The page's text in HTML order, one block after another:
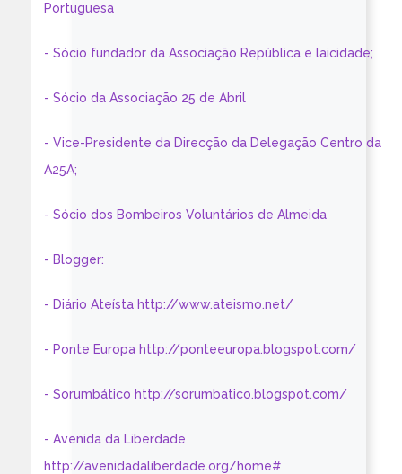
Portuguesa
- Sócio fundador da Associação República e laicidade;
- Sócio da Associação 25 de Abril
- Vice-Presidente da Direcção da Delegação Centro da
A25A;
- Sócio dos Bombeiros Voluntários de Almeida
- Blogger:
- Diário Ateísta http://www.ateismo.net/
- Ponte Europa http://ponteeuropa.blogspot.com/
- Sorumbático http://sorumbatico.blogspot.com/
- Avenida da Liberdade
http://avenidadaliberdade.org/home#